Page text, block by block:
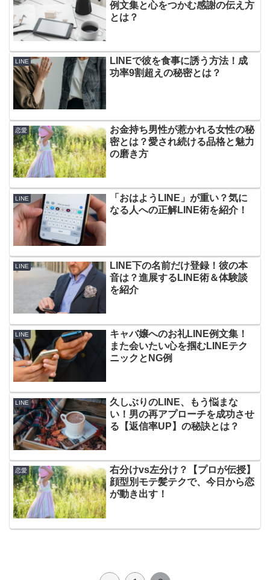
例文集と心をつかむ感謝の伝え方
とは？
LINE
LINEで彼を食事に誘う方法！成
功率9割超えの秘密とは？
恋愛
お金持ち男性が惹かれる女性の秘
密とは？愛され続ける品格と魅力
の磨き方
LINE
「おはようLINE」が重い？気に
なる人への正解LINE術を紹介！
LINE
LINE下の名前だけ登録！彼の本
音は？進展するLINE術＆体験談
を紹介
LINE
キャバ嬢へのお礼LINE例文集！
また会いたい心を掴むLINEテク
ニックとNG例
LINE
久しぶりのLINE、もう悩まな
い！男の再アプローチを成功させ
る【返信率UP】の秘訣とは？
恋愛
右分けvs左分け？【プロが伝授】
顔型別モテ髪テクで、今日から恋
が動き出す！